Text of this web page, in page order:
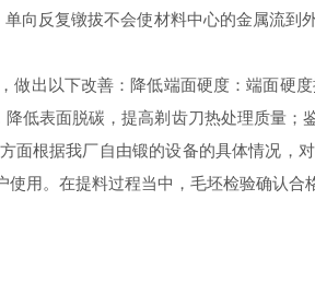
向反复镦拔不会使材料中心的金属流到
出以下改善：降低端面硬度：端面硬
低表面脱碳，提高剃齿刀热处理质量
面根据我厂自由锻的设备的具体情况
用。在提料过程当中，毛坯检验确认